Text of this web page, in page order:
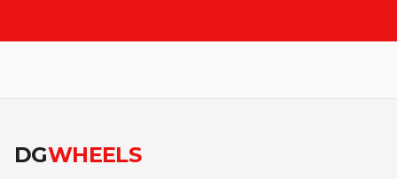
DGWHEELS